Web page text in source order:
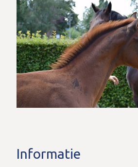
Informatie